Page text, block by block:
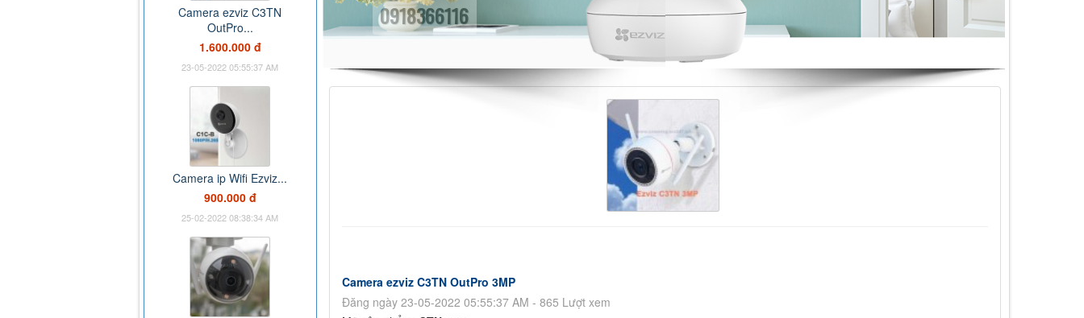
0918366116
Camera ezviz C3TN OutPro 3MP
Đăng ngày 23-05-2022 05:55:37 AM - 865 Lượt xem
Camera ezviz C3TN
OutPro...
1.600.000 đ
23-05-2022 05:55:37 AM
Camera ip Wifi Ezviz...
900.000 đ
25-02-2022 08:38:34 AM